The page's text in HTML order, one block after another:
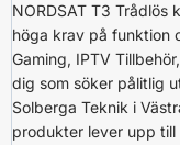
NORDSAT T3
höga krav på funktion
Gaming, IPTV
dig som söker pålitlig
Solberga Teknik i
produkter lever upp till